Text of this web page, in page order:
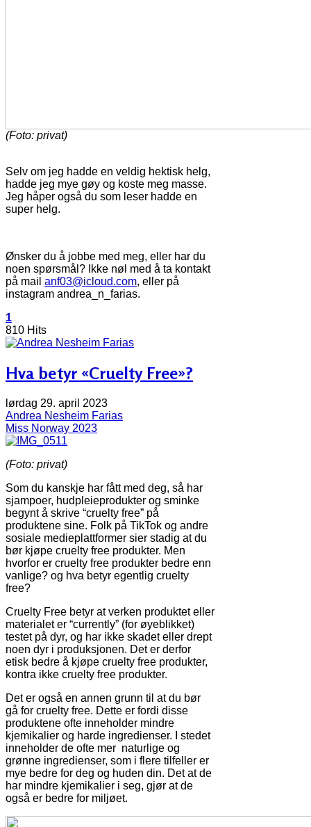
(Foto: privat)
Selv om jeg hadde en veldig hektisk helg,
hadde jeg mye gøy og koste meg masse.
Jeg håper også du som leser hadde en
super helg.
Ønsker du å jobbe med meg, eller har du
noen spørsmål? Ikke nøl med å ta kontakt
på mail anf03@icloud.com, eller på
instagram andrea_n_farias.
1
810 Hits
Hva betyr «Cruelty Free»?
lørdag 29. april 2023
Andrea Nesheim Farias
Miss Norway 2023
(Foto: privat)
Som du kanskje har fått med deg, så har
sjampoer, hudpleieprodukter og sminke
begynt å skrive “cruelty free” på
produktene sine. Folk på TikTok og andre
sosiale medieplattformer sier stadig at du
bør kjøpe cruelty free produkter. Men
hvorfor er cruelty free produkter bedre enn
vanlige? og hva betyr egentlig cruelty
free?
Cruelty Free betyr at verken produktet eller
materialet er “currently” (for øyeblikket)
testet på dyr, og har ikke skadet eller drept
noen dyr i produksjonen. Det er derfor
etisk bedre å kjøpe cruelty free produkter,
kontra ikke cruelty free produkter.
Det er også en annen grunn til at du bør
gå for cruelty free. Dette er fordi disse
produktene ofte inneholder mindre
kjemikalier og harde ingredienser. I stedet
inneholder de ofte mer naturlige og
grønne ingredienser, som i flere tilfeller er
mye bedre for deg og huden din. Det at de
har mindre kjemikalier i seg, gjør at de
også er bedre for miljøet.